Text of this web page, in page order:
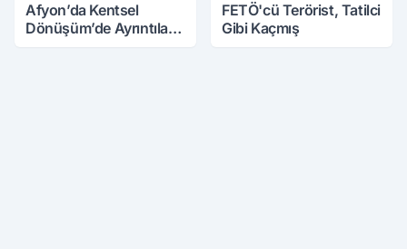
Afyon’da Kentsel
Dönüşüm’de Ayrıntılar
FETÖ'cü Terörist, Tatilci
Gibi Kaçmış